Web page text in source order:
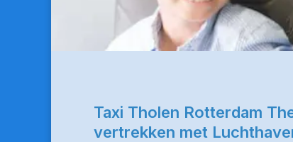
Taxi Tholen Rotterdam
vertrekken met